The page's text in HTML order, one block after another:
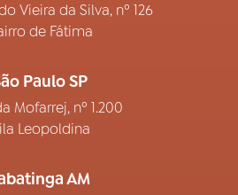
Vieira da Silva, nº 126
de Fátima
Paulo SP
Mofarrej, nº 1.200
Leopoldina
AM